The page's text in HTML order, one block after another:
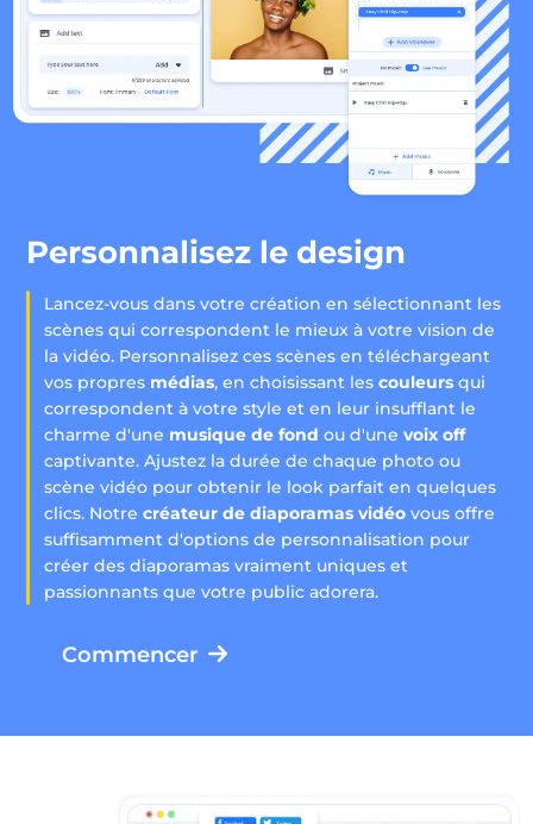
Personnalisez le design
Lancez-vous dans votre création en sélectionnant les
scènes qui correspondent le mieux à votre vision de
la vidéo. Personnalisez ces scènes en téléchargeant
vos propres médias, en choisissant lescouleurs qui
correspondent à votre style et en leur insufflant le
charme d'une musique de fond ou d'unevoix off
captivante. Ajustez la durée de chaque photo ou
scène vidéo pour obtenir le look parfait en quelques
clics. Notrecréateur de diaporamas vidéo vous offre
suffisamment d'options de personnalisation pour
créer des diaporamas vraiment uniques et
passionnants que votre public adorera.
Commencer